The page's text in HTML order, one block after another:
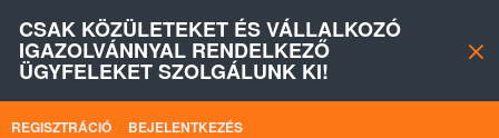
CSAK KÖZÜLETEKET ÉS VÁLLALKOZÓ
IGAZOLVÁNNYAL RENDELKEZŐ
ÜGYFELEKET SZOLGÁLUNK KI!
REGISZTRÁCIÓ BEJELENTKEZÉS